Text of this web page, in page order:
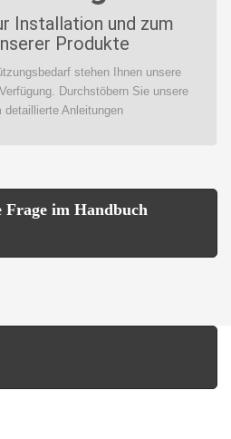
Installation und zum
Produkte
stehen Ihnen unsere
Durchstöbern Sie unsere
detaillierte Anleitungen
im Handbuch